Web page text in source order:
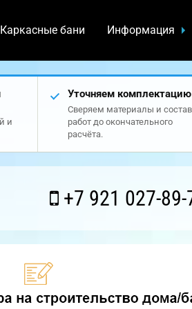
Каркасные бани Информация
и
Уточняем комплектацию
Сверяем материалы и состав
работ до окончательного
расчёта.
+7 921 027-89-